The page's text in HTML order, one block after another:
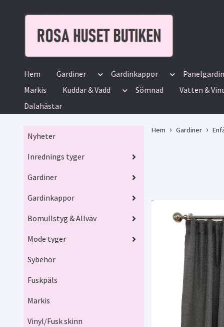
Hem Gardiner Gardinkappor
Panelgardin
Markis
Kuddar & Vadd Sömnad
Vatten &
Dalahästar
Nyheter
Inrednings tyger
Gardiner
Gardinkappor
Bomullstyg & Allväv
Mode tyger
Sybehör
Fuskpäls
Markis
Vinyl/Fusk skinn
Hem Gardiner